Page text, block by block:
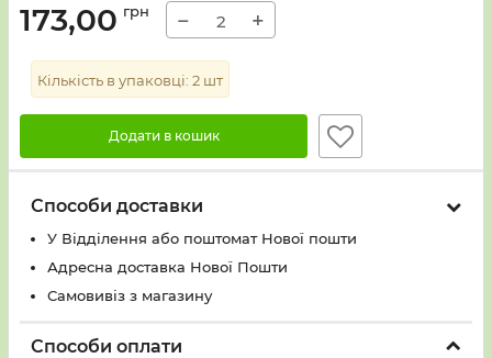
173,00 грн − +
Кількість в упаковці: 2 шт
Додати в кошик
Способи доставки
У Вiддiлення або поштомат Нової пошти
Адресна доставка Нової Пошти
Самовивіз з магазину
Способи оплати